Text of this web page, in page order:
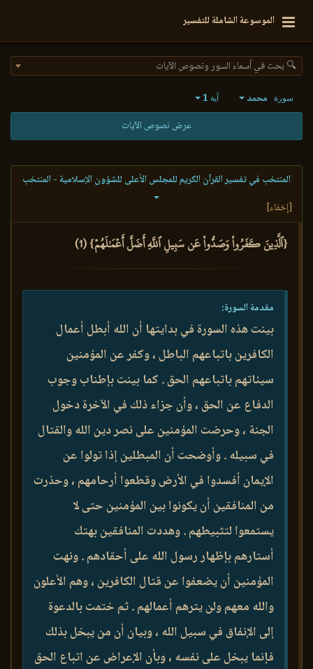
الموسوعة الشاملة للتفسير
🔍 بحث في أسماء السور ونصوص الآيات
سورة محمد آية 1
عرض نصوص الآيات
المنتخب في تفسير القرآن الكريم للمجلس الأعلى للشؤون الإسلامية - المنتخب
[إخفاء]
{ٱلَّذِينَ كَفَرُواْ وَصَدُّواْ عَن سَبِيلِ ٱللَّهِ أَضَلَّ أَعۡمَٰلَهُمۡ} (1)
مقدمة السورة:
بينت هذه السورة في بدايتها أن الله أبطل أعمال
الكافرين باتباعهم الباطل ، وكفر عن المؤمنين
سيئاتهم باتباعهم الحق . كما بينت بإطناب وجوب
الدفاع عن الحق ، وأن جزاء ذلك في الآخرة دخول
الجنة ، وحرضت المؤمنين على نصر دين الله والقتال
في سبيله . وأوضحت أن المبطلين إذا تولوا عن
الإيمان أفسدوا في الأرض وقطعوا أرحامهم ، وحذرت
من المنافقين أن يكونوا بين المؤمنين حتى لا
يستمعوا لتثبيطهم . وهددت المنافقين بهتك
أستارهم بإظهار رسول الله على أحقادهم . ونهت
المؤمنين أن يضعفوا عن قتال الكافرين ، وهم الأعلون
والله معهم ولن يترهم أعمالهم . ثم ختمت بالدعوة
إلى الإنفاق في سبيل الله ، وبيان أن من يبخل بذلك
فإنما يبخل على نفسه ، وبأن الإعراض عن اتباع الحق